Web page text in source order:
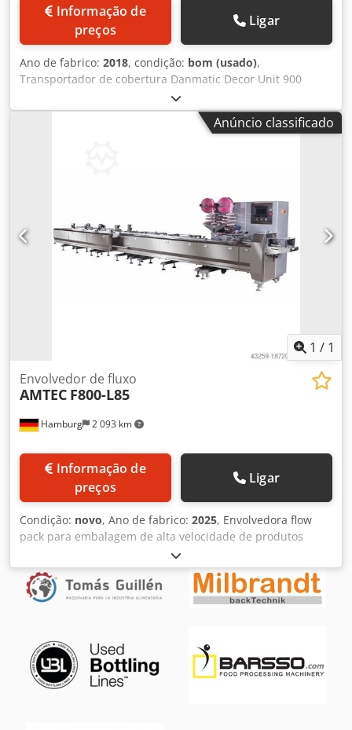
preços
Ligar
Ano de fabrico: 2018, condição: bom (usado),
Transportador de cobertura Danmatic Decor Unit 900
Csdpfx Abjuanwgefjrf 2018, Inox, unidade de decoração
900, é projetado para decoração de pães, rolos, produtos
de folha de massa completa e muito mais, novo painel HMI
Anúncio classificado
1 / 1
Hamburg 2 093 km
Envolvedor de fluxo
AMTEC F800-L85
preços
Ligar
Condição: novo, Ano de fabrico: 2025, Envolvedora flow
pack para embalagem de alta velocidade de produtos
menores em flow packs com costura longitudinal. A
máquina de embalagem flowpack é adequada para
embalar produtos únicos ou múltiplos, secos, uniformes
ou não uniformes. Um sistema de alimentação especial é
servomotores classificam e alimentam os produtos em
série para os transportadores (mesa de alimentação da
Flow Wrapper). Portanto, os produtos não precisam ser